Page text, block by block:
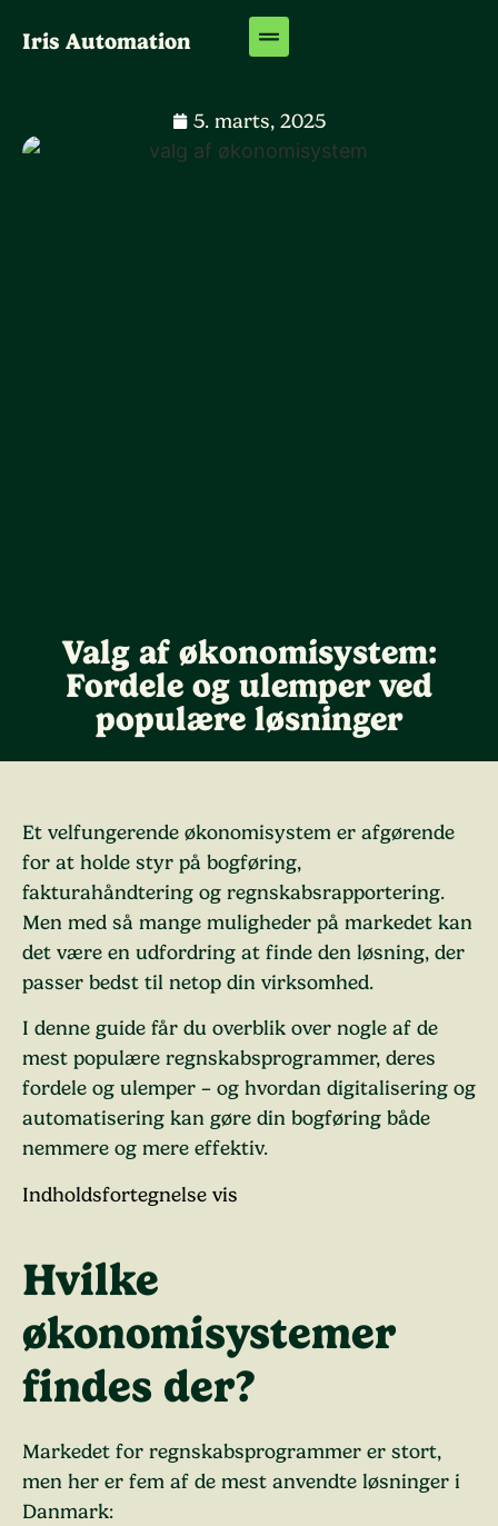
Iris Automation
Valg af økonomisystem:
Fordele og ulemper ved
populære løsninger
5. marts, 2025
Et velfungerende økonomisystem er afgørende
for at holde styr på bogføring,
fakturahåndtering og regnskabsrapportering.
Men med så mange muligheder på markedet kan
det være en udfordring at finde den løsning, der
passer bedst til netop din virksomhed.
I denne guide får du overblik over nogle af de
mest populære regnskabsprogrammer, deres
fordele og ulemper – og hvordan digitalisering og
automatisering kan gøre din bogføring både
nemmere og mere effektiv.
Indholdsfortegnelse vis
Hvilke
økonomisystemer
findes der?
Markedet for regnskabsprogrammer er stort,
men her er fem af de mest anvendte løsninger i
Danmark: